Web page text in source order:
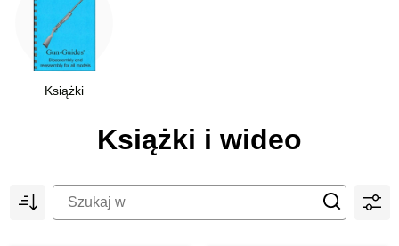
Książki
Książki i wideo